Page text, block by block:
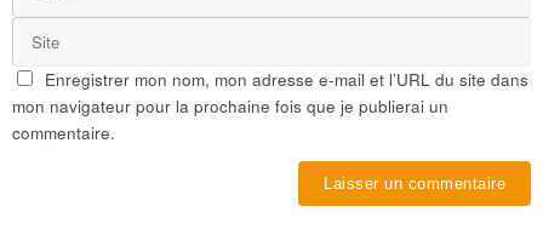
Enregistrer mon nom, mon adresse e-mail et l’URL du site dans
mon navigateur pour la prochaine fois que je publierai un
commentaire.